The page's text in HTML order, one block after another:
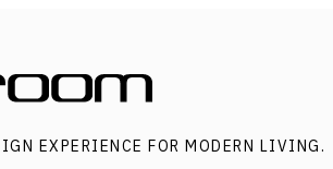
EXPERIENCE FOR MODERN LIVING.